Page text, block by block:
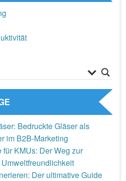
Bedruckte Gläser als
im B2B-Marketing
KMUs: Der Weg zur
Der ultimative Guide